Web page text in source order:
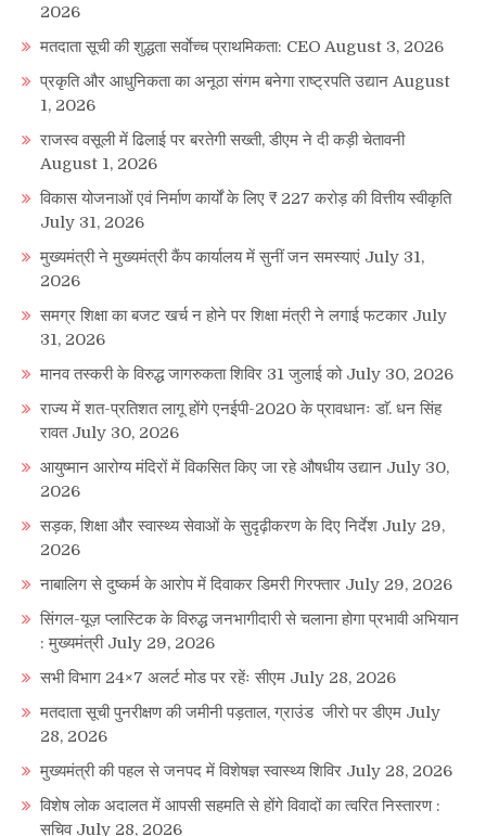
2026
मतदाता सूची की शुद्धता सर्वाेच्च प्राथमिकता: CEO August 3, 2026
प्रकृति और आधुनिकता का अनूठा संगम बनेगा राष्ट्रपति उद्यान August
1, 2026
राजस्व वसूली में ढिलाई पर बरतेगी सख्ती, डीएम ने दी कड़ी चेतावनी
August 1, 2026
विकास योजनाओं एवं निर्माण कार्यों के लिए ₹ 227 करोड़ की वित्तीय स्वीकृति
July 31, 2026
मुख्यमंत्री ने मुख्यमंत्री कैंप कार्यालय में सुनीं जन समस्याएं July 31,
2026
समग्र शिक्षा का बजट खर्च न होने पर शिक्षा मंत्री ने लगाई फटकार July
31, 2026
मानव तस्करी के विरुद्ध जागरुकता शिविर 31 जुलाई को July 30, 2026
राज्य में शत-प्रतिशत लागू होंगे एनईपी-2020 के प्रावधानः डाॅ. धन सिंह
रावत July 30, 2026
आयुष्मान आरोग्य मंदिरों में विकसित किए जा रहे औषधीय उद्यान July 30,
2026
सड़क, शिक्षा और स्वास्थ्य सेवाओं के सुदृढ़ीकरण के दिए निर्देश July 29,
2026
नाबालिग से दुष्कर्म के आरोप में दिवाकर डिमरी गिरफ्तार July 29, 2026
सिंगल-यूज़ प्लास्टिक के विरुद्ध जनभागीदारी से चलाना होगा प्रभावी अभियान
: मुख्यमंत्री July 29, 2026
सभी विभाग 24×7 अलर्ट मोड पर रहेंः सीएम July 28, 2026
मतदाता सूची पुनरीक्षण की जमीनी पड़ताल, ग्राउंड जीरो पर डीएम July
28, 2026
मुख्यमंत्री की पहल से जनपद में विशेषज्ञ स्वास्थ्य शिविर July 28, 2026
विशेष लोक अदालत में आपसी सहमति से होंगे विवादों का त्वरित निस्तारण :
सचिव July 28, 2026